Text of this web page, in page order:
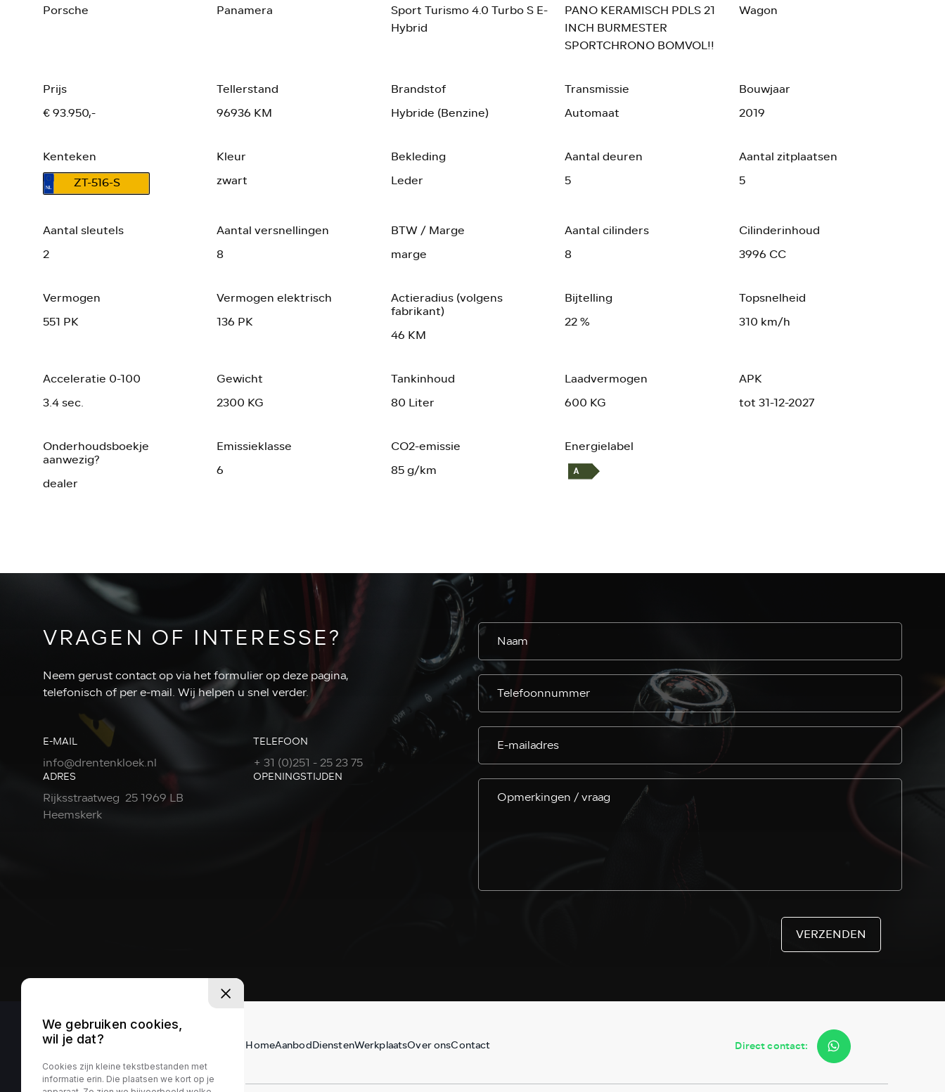
Porsche
Panamera
Sport Turismo 4.0 Turbo S E-
Hybrid
PANO KERAMISCH PDLS 21
INCH BURMESTER
SPORTCHRONO BOMVOL!!
Wagon
Prijs
€ 93.950,-
Tellerstand
96936 KM
Brandstof
Hybride (Benzine)
Transmissie
Automaat
Bouwjaar
2019
Kenteken
ZT-516-S
Kleur
zwart
Bekleding
Leder
Aantal deuren
5
Aantal zitplaatsen
5
Aantal sleutels
2
Aantal versnellingen
8
BTW / Marge
marge
Aantal cilinders
8
Cilinderinhoud
3996 CC
Vermogen
551 PK
Vermogen elektrisch
136 PK
Actieradius (volgens
fabrikant)
46 KM
Bijtelling
22 %
Topsnelheid
310 km/h
Acceleratie 0-100
3.4 sec.
Gewicht
2300 KG
Tankinhoud
80 Liter
Laadvermogen
600 KG
APK
tot 31-12-2027
Onderhoudsboekje
aanwezig?
dealer
Emissieklasse
6
CO2-emissie
85 g/km
Energielabel
VRAGEN OF INTERESSE?
Neem gerust contact op via het formulier op deze pagina,
telefonisch of per e-mail. Wij helpen u snel verder.
E-MAIL
info@drentenkloek.nl
TELEFOON
+ 31 (0)251 - 25 23 75
ADRES
Rijksstraatweg 25 1969 LB
Heemskerk
OPENINGSTIJDEN
VERZENDEN
HomeAanbodDienstenWerkplaatsOver onsContact Direct contact:
We gebruiken cookies,
wil je dat?
Cookies zijn kleine tekstbestanden met
informatie erin. Die plaatsen we kort op je